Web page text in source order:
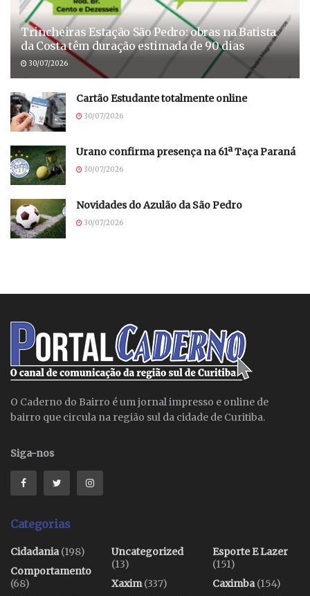
Trincheiras Estação São Pedro: obras na Batista
da Costa têm duração estimada de 90 dias
30/07/2026
Cartão Estudante totalmente online
30/07/2026
Urano confirma presença na 61ª Taça Paraná
30/07/2026
Novidades do Azulão da São Pedro
30/07/2026
O Caderno do Bairro é um jornal impresso e online de
bairro que circula na região sul da cidade de Curitiba.
Siga-nos
Categorias
Cidadania(198)
Comportamento
(68)
Uncategorized
(13)
Xaxim(337)
Esporte E Lazer
(151)
Caximba(154)